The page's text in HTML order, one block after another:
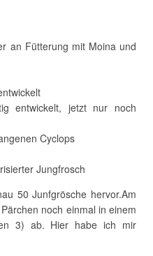
an Fütterung mit Moina und
entwickelt, jetzt nur noch
Cyclops
Jungfrosch
50 Junfgrösche hervor.Am
noch einmal in einem
3) ab. Hier habe ich mir